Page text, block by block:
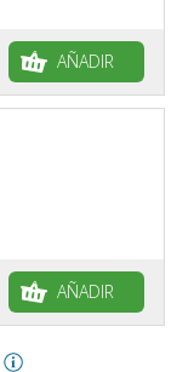
AÑADIR
AÑADIR